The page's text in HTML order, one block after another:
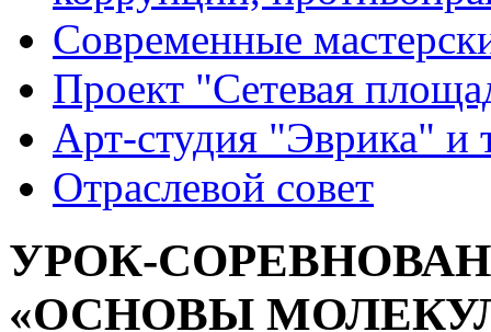
Современные
Проект "Сетевая
Арт-студия "Эврика" и
Отраслевой совет
УРОК-
«ОСНОВЫ